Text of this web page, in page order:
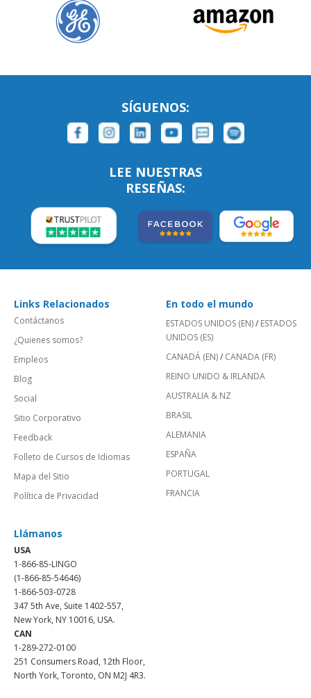
SÍGUENOS:
LEE NUESTRAS
RESEÑAS:
Links Relacionados
Contáctanos
¿Quienes somos?
Empleos
Blog
Social
Sitio Corporativo
Feedback
Folleto de Cursos de Idiomas
Mapa del Sitio
Política de Privacidad
En todo el mundo
ESTADOS UNIDOS (EN)/ ESTADOS
UNIDOS (ES)
CANADÁ (EN)/ CANADA (FR)
REINO UNIDO & IRLANDA
AUSTRALIA & NZ
BRASIL
ALEMANIA
ESPAÑA
PORTUGAL
FRANCIA
Llámanos
USA
1-866-85-LINGO
(1-866-85-54646)
1-866-503-0728
347 5th Ave, Suite 1402-557,
New York, NY 10016, USA.
CAN
1-289-272-0100
251 Consumers Road, 12th Floor,
North York, Toronto, ON M2J 4R3.